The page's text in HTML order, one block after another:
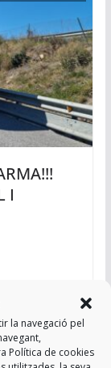
la navegació pel
Política de cookies
I